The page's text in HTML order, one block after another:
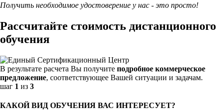
Получить необходимое удостоверение у нас - это просто!
Рассчитайте стоимость дистанционного
обучения
В результате расчета Вы получите подробное коммерческое
предложение, соответствующее Вашей ситуации и задачам.
шаг 1 из 3
КАКОЙ ВИД ОБУЧЕНИЯ ВАС ИНТЕРЕСУЕТ?